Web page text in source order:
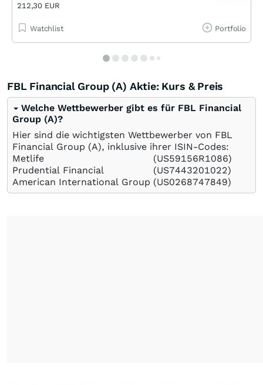
212,30 EUR
Watchlist Portfolio
FBL Financial Group (A) Aktie: Kurs & Preis
Welche Wettbewerber gibt es für FBL Financial
Group (A)?
Hier sind die wichtigsten Wettbewerber von FBL
Financial Group (A), inklusive ihrer ISIN-Codes:
Metlife
(US59156R1086)
Prudential Financial
(US7443201022)
American International Group (US0268747849)